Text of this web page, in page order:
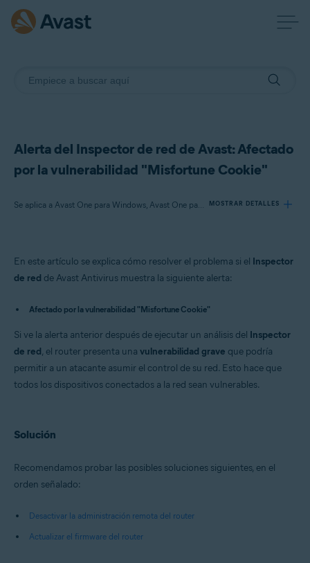
Alerta del Inspector de red de Avast: Afectado
por la vulnerabilidad "Misfortune Cookie"
Se aplica a Avast One para Windows, Avast One para Mac, Avast Premium Security para Windows, Avast Free Antivirus para Windows, Avast Premium Security para Mac, Avast Security para Mac MOSTRAR DETALLES
Productos:
Avast One 22.x para Windows
Avast Free Antivirus 22.x para Windows
Avast Security 15.x para Mac
Sistemas operativos:
Microsoft Windows 11 Home / Pro / Enterprise / Education
Microsoft Windows 7 Home Basic/Home
Apple macOS 12.x (Monterey)
Apple macOS 11.x (Big Sur)
Apple macOS 10.14.x (Mojave)
Apple macOS 10.12.x (Sierra)
En este artículo se explica cómo resolver el problema si el Inspector
de red de Avast Antivirus muestra la siguiente alerta:
Afectado por la vulnerabilidad "Misfortune Cookie"
Si ve la alerta anterior después de ejecutar un análisis del Inspector
de red, el router presenta una vulnerabilidad grave que podría
permitir a un atacante asumir el control de su red. Esto hace que
todos los dispositivos conectados a la red sean vulnerables.
Solución
Recomendamos probar las posibles soluciones siguientes, en el
orden señalado:
Desactivar la administración remota del router
Actualizar el firmware del router